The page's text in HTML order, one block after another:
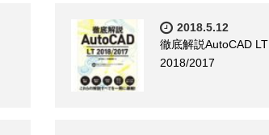
2018.5.12
徹底解説AutoCAD LT
2018/2017